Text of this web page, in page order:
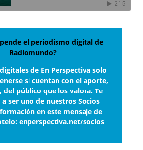
el periodismo digital de
Radiomundo?
de En Perspectiva solo
si cuentan con el aporte,
del público que los valora. Te
ser uno de nuestros Socios
en este mensaje de
enperspectiva.net/socios